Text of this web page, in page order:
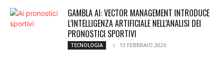
GAMBLA AI: VECTOR MANAGEMENT INTRODUCE
L’INTELLIGENZA ARTIFICIALE NELL’ANALISI DEI
PRONOSTICI SPORTIVI
TECNOLOGIA 13 FEBBRAIO 2026